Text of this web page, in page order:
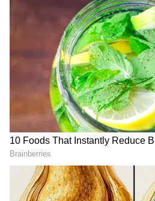
ಸಂಬಂಧದಲ್ಲಿ ಪ್ರೀತಿ ಮತ್ತು
ಸಮಗ್ರ ಸುದ್ದಿ ಮೂಲವನ್ನಾಗಿ asianet
ಆಯ್ಕೆ